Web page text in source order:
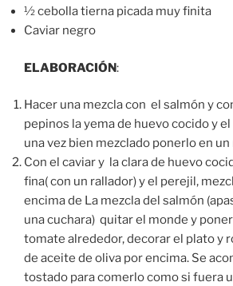
½ cebolla tierna picada muy finita
Caviar negro
ELABORACIÓN:
Hacer una mezcla con el salmón y
pepinos la yema de huevo cocido y
una vez bien mezclado ponerlo en
Con el caviar y la clara de huevo
fina( con un rallador) y el perejil,
encima de La mezcla del salmón
una cuchara) quitar el monde y
tomate alrededor, decorar el plato y
de aceite de oliva por encima. Se
tostado para comerlo como si fuera